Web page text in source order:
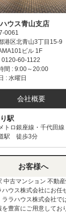
ウス青山支店
0061
港区北青山3丁目15-9
ビル 1F
0120-60-1122
間 : 9:00～20:00
: 水曜日
会社概要
駅
トロ銀座線・千代田線
駅 徒歩3分
お客様へ
中古マンション 不動
ハウス株式会社にお任
ララハウス株式会社で
を豊富にご用意してお